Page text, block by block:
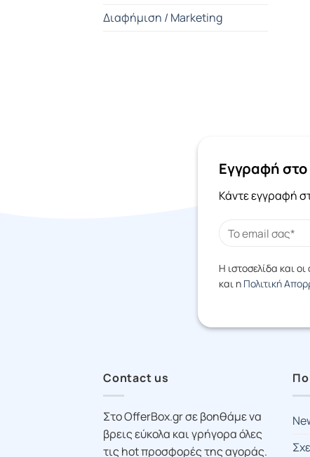
Διαφήμιση / Marketing
Ενέργεια / Φωτοβολταϊκά
Κοσμήματα
Λουλούδια
Οπτικά
Εγγραφή
Κάντε εγγραφή
Η ιστοσελίδα και
και η Πολιτική
Contact us
Στο OfferBox.gr σε βοηθάμε να
βρεις εύκολα και γρήγορα όλες
τις hot προσφορές της αγοράς.